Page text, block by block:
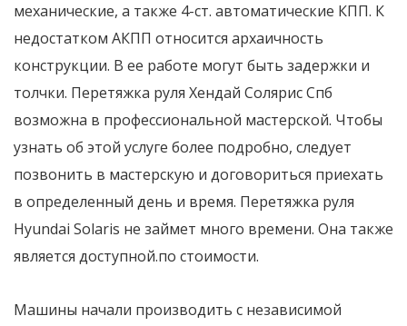
механические, а также 4-ст. автоматические КПП. К
недостатком АКПП относится архаичность
конструкции. В ее работе могут быть задержки и
толчки. Перетяжка руля Хендай Солярис Спб
возможна в профессиональной мастерской. Чтобы
узнать об этой услуге более подробно, следует
позвонить в мастерскую и договориться приехать
в определенный день и время. Перетяжка руля
Hyundai Solaris не займет много времени. Она также
является доступной.по стоимости.
Машины начали производить с независимой